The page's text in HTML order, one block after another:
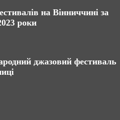
на Вінниччині за
роки
джазовий фестиваль